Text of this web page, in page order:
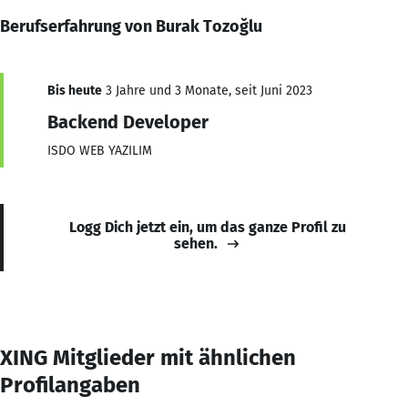
Berufserfahrung von Burak Tozoğlu
Bis heute 3 Jahre und 3 Monate, seit Juni 2023
Backend Developer
ISDO WEB YAZILIM
Logg Dich jetzt ein, um das ganze Profil zu
sehen.
XING Mitglieder mit ähnlichen
Profilangaben